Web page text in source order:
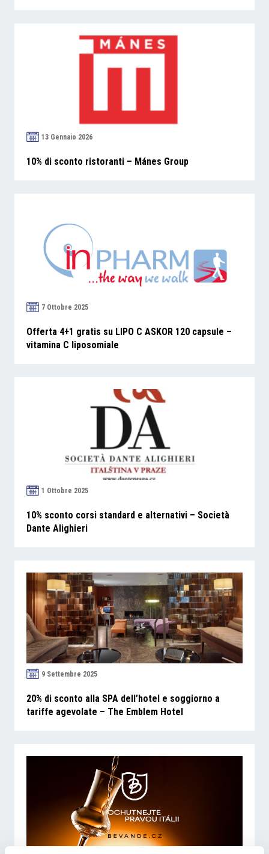
13 Gennaio 2026
10% di sconto ristoranti – Mánes Group
7 Ottobre 2025
Offerta 4+1 gratis su LIPO C ASKOR 120 capsule –
vitamina C liposomiale
1 Ottobre 2025
10% sconto corsi standard e alternativi – Società
Dante Alighieri
9 Settembre 2025
20% di sconto alla SPA dell’hotel e soggiorno a
tariffe agevolate – The Emblem Hotel